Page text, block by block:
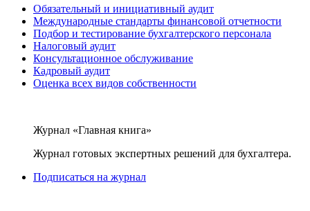
Обязательный и инициативный аудит
Международные стандарты финансовой отчетности
Подбор и тестирование бухгалтерского персонала
Налоговый аудит
Консультационное обслуживание
Кадровый аудит
Оценка всех видов собственности
Журнал «Главная книга»
Журнал готовых экспертных решений для бухгалтера.
Подписаться на журнал